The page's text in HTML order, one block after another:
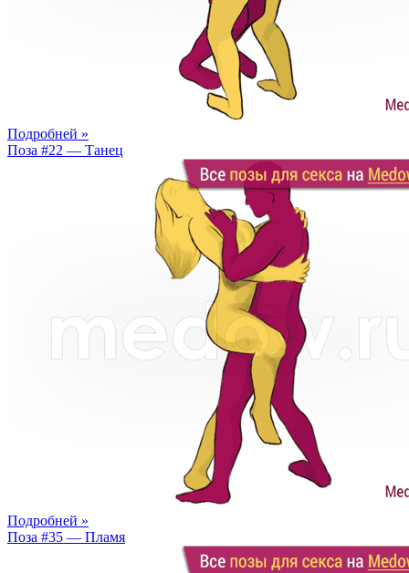
Подробней »
Поза #22 — Танец
Подробней »
Поза #35 — Пламя